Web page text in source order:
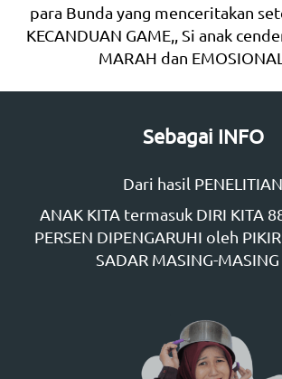
para Bunda yang menceritakan
KECANDUAN GAME,, Si anak
MARAH dan
Sebagai INFO
Dari hasil PENELITIAN
ANAK KITA termasuk DIRI KITA
PERSEN DIPENGARUHI oleh
SADAR MASING-